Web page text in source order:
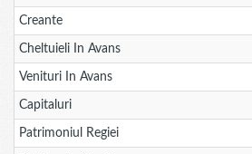
Creante
Cheltuieli In Avans
Venituri In Avans
Capitaluri
Patrimoniul Regiei